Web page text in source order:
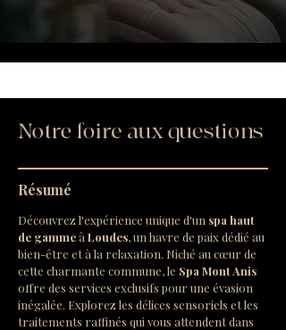
Notre foire aux questions
Résumé
Découvrez l'expérience unique d'un spa haut
de gamme à Loudes, un havre de paix dédié au
bien-être et à la relaxation. Niché au cœur de
cette charmante commune, le Spa Mont Anis
offre des services exclusifs pour une évasion
inégalée. Explorez les délices sensoriels et les
traitements raffinés qui vous attendent dans